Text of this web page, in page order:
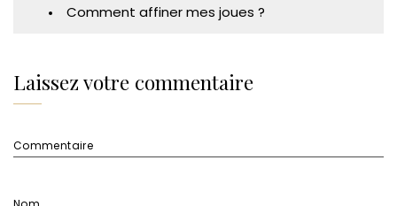
Comment affiner mes joues ?
Laissez votre commentaire
Commentaire